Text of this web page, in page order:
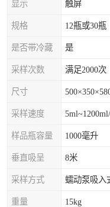
显示 触屏
规格 12瓶或30瓶
是否带冷藏 是
采样次数 满足2000次
尺寸
采样速度
样品瓶容量 1000毫升
垂直吸呈 8米
采样方式 蠕动泵吸入
重量 15kg